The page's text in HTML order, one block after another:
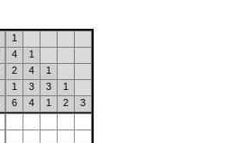
1
4
1
2 4
1
1 3 3
1
6 4 1 2
3